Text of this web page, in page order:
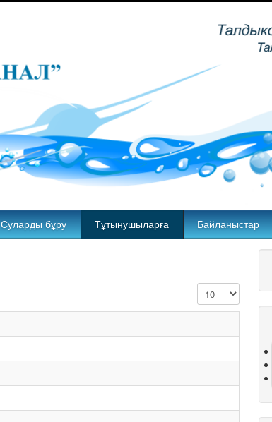
Суларды бұру Тұтынушыларға Байланыстар
Жолдар саны: